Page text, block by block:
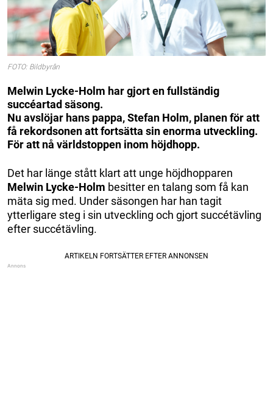
FOTO: Bildbyrån
Melwin Lycke-Holm har gjort en fullständig
succéartad säsong.
Nu avslöjar hans pappa, Stefan Holm, planen för att
få rekordsonen att fortsätta sin enorma utveckling.
För att nå världstoppen inom höjdhopp.
Det har länge stått klart att unge höjdhopparen
Melwin Lycke-Holm besitter en talang som få kan
mäta sig med. Under säsongen har han tagit
ytterligare steg i sin utveckling och gjort succétävling
efter succétävling.